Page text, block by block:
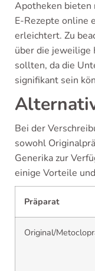
Apotheken
E-Rezepte online
erleichtert. Zu
über die jeweilige
sollten, da die
signifikant sein
Bei der
sowohl
Generika zur
einige Vorteile
Präparat
Original/